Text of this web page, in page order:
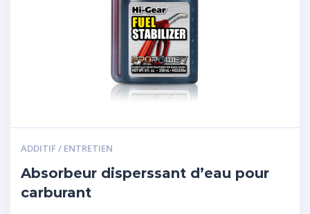
ADDITIF / ENTRETIEN
Absorbeur disperssant d’eau pour
carburant